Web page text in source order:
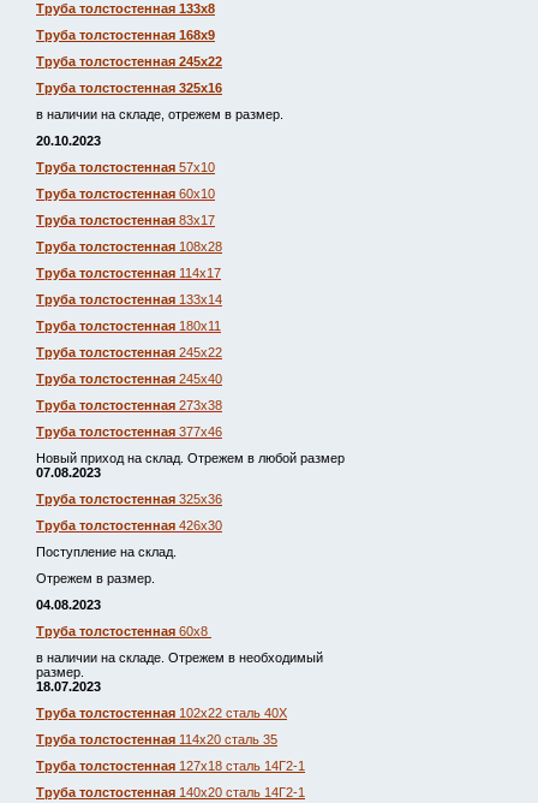
Труба толстостенная 133х8
Труба толстостенная 168х9
Труба толстостенная 245х22
Труба толстостенная 325х16
в наличии на складе, отрежем в размер.
20.10.2023
Труба толстостенная 57х10
Труба толстостенная 60х10
Труба толстостенная 83х17
Труба толстостенная 108х28
Труба толстостенная 114х17
Труба толстостенная 133х14
Труба толстостенная 180х11
Труба толстостенная 245х22
Труба толстостенная 245х40
Труба толстостенная 273х38
Труба толстостенная 377х46
Новый приход на склад. Отрежем в любой размер
07.08.2023
Труба толстостенная 325х36
Труба толстостенная 426х30
Поступление на склад.
Отрежем в размер.
04.08.2023
Труба толстостенная 60х8
в наличии на складе. Отрежем в необходимый
размер.
18.07.2023
Труба толстостенная 102х22 сталь 40Х
Труба толстостенная 114х20 сталь 35
Труба толстостенная 127х18 сталь 14Г2-1
Труба толстостенная 140х20 сталь 14Г2-1